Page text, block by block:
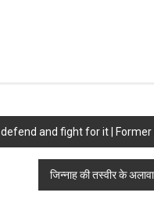
and fight for it | Former
जिन्नाह की तस्वीर के